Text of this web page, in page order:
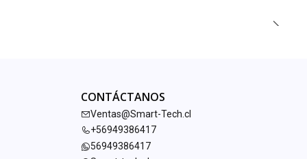
CONTÁCTANOS
Ventas@Smart-Tech.cl
+56949386417
56949386417